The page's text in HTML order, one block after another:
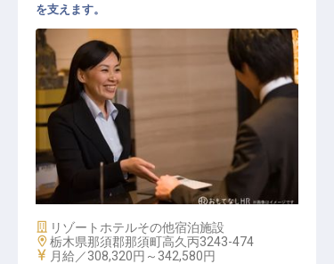
管理職候補_フロント
を支えます。
施設業態
リゾートホテルその他宿泊施設
勤務地
栃木県那須郡那須町高久丙3243-474
給与
月給／308,320円～ 342,580円